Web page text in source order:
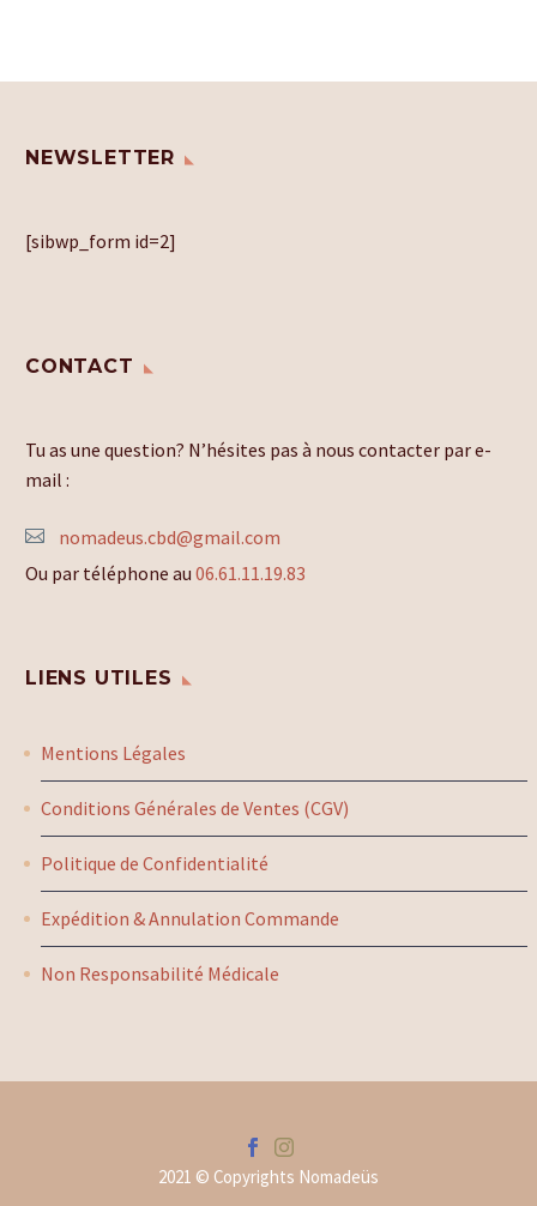
NEWSLETTER
[sibwp_form id=2]
CONTACT
Tu as une question? N’hésites pas à nous contacter par e-
mail :
nomadeus.cbd@gmail.com
Ou par téléphone au 06.61.11.19.83
LIENS UTILES
Mentions Légales
Conditions Générales de Ventes (CGV)
Politique de Confidentialité
Expédition & Annulation Commande
Non Responsabilité Médicale
2021 © Copyrights Nomadeüs